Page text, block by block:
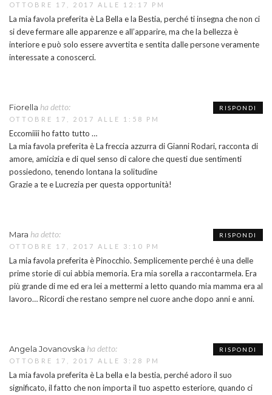
OTTOBRE 17, 2017 ALLE 12:17 PM
La mia favola preferita è La Bella e la Bestia, perché ti insegna che non ci
si deve fermare alle apparenze e all’apparire, ma che la bellezza è
interiore e può solo essere avvertita e sentita dalle persone veramente
interessate a conoscerci.
Fiorella ha detto:
OTTOBRE 17, 2017 ALLE 1:58 PM
Eccomiiii ho fatto tutto …
La mia favola preferita è La freccia azzurra di Gianni Rodari, racconta di
amore, amicizia e di quel senso di calore che questi due sentimenti
possiedono, tenendo lontana la solitudine
Grazie a te e Lucrezia per questa opportunità!
RISPONDI
Mara ha detto:
OTTOBRE 17, 2017 ALLE 3:10 PM
La mia favola preferita è Pinocchio. Semplicemente perché è una delle
prime storie di cui abbia memoria. Era mia sorella a raccontarmela. Era
più grande di me ed era lei a mettermi a letto quando mia mamma era al
lavoro… Ricordi che restano sempre nel cuore anche dopo anni e anni.
RISPONDI
Angela Jovanovska ha detto:
OTTOBRE 17, 2017 ALLE 3:28 PM
La mia favola preferita è La bella e la bestia, perché adoro il suo
significato, il fatto che non importa il tuo aspetto esteriore, quando ci
RISPONDI